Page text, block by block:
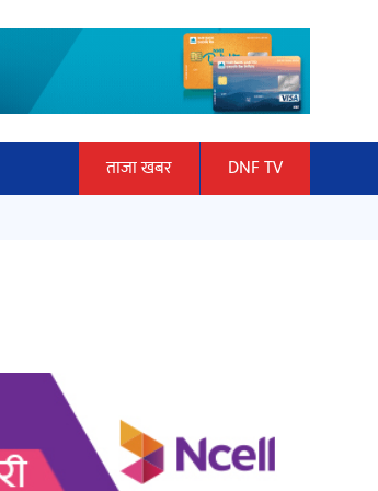
ताजा खबर DNF TV
हलमा छैन ‘गौँथली’को टिकट